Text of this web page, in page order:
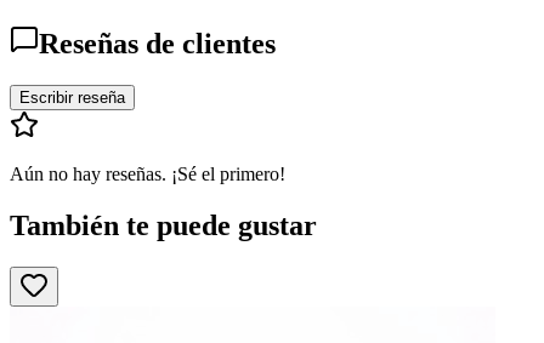
Reseñas de clientes
Escribir reseña
Aún no hay reseñas. ¡Sé el primero!
También te puede gustar